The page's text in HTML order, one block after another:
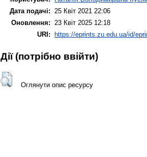
Дата подачі: 25 Квіт 2021 22:06
Оновлення: 23 Квіт 2025 12:18
URI:
https://eprints.zu.edu.ua/id/
Дії ​​(потрібно ввійти)
Оглянути опис ресурсу